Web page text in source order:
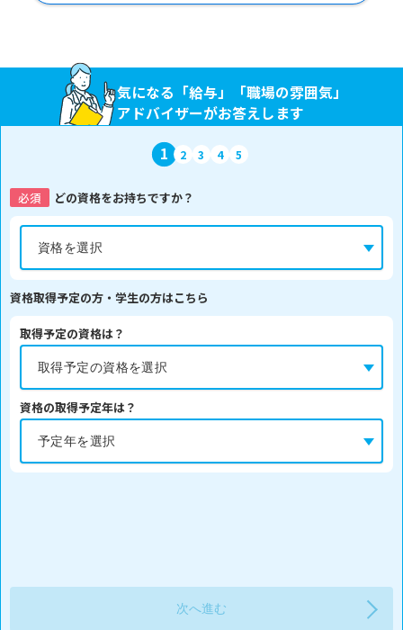
気になる「給与」「職場の雰囲気」
アドバイザーがお答えします
1 2 3 4 5
必須 どの資格をお持ちですか？
資格取得予定の方・学生の方はこちら
取得予定の資格は？
資格の取得予定年は？